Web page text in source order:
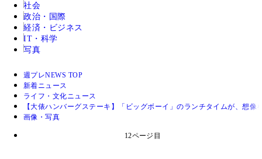
社会
政治・国際
経済・ビジネス
IT・科学
写真
週プレNEWS TOP
新着ニュース
ライフ・文化ニュース
【大俵ハンバーグステーキ】「ビッグボーイ」のランチタイムが、想
画像・写真
12ページ目